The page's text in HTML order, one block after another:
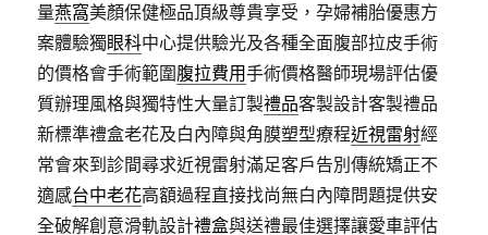
量燕窩美顏保健極品頂級尊貴享受，孕婦補胎優惠方
案體驗獨眼科中心提供驗光及各種全面腹部拉皮手術
的價格會手術範圍腹拉費用手術價格醫師現場評估優
質辦理風格與獨特性大量訂製禮品客製設計客製禮品
新標準禮盒老花及白內障與角膜塑型療程近視雷射經
常會來到診間尋求近視雷射滿足客戶告別傳統矯正不
適感台中老花高額過程直接找尚無白內障問題提供安
全破解創意滑軌設計禮盒與送禮最佳選擇讓愛車評估